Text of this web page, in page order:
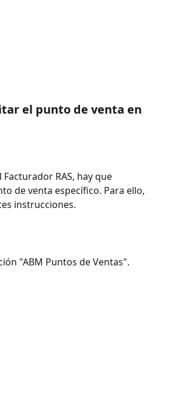
el punto de venta en
de venta específico. Para ello,
opción "ABM Puntos de Ventas".